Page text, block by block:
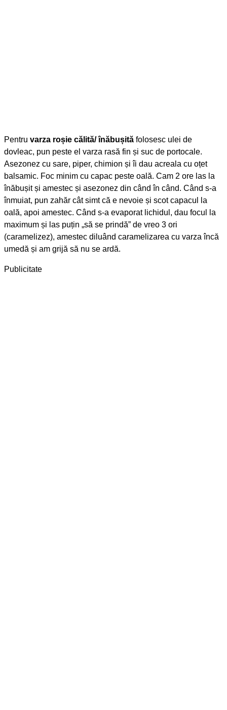
Pentru varza roșie călită/ înăbușită folosesc ulei de
dovleac, pun peste el varza rasă fin și suc de portocale.
Asezonez cu sare, piper, chimion și îi dau acreala cu oțet
balsamic. Foc minim cu capac peste oală. Cam 2 ore las la
înăbușit și amestec și asezonez din când în când. Când s-a
înmuiat, pun zahăr cât simt că e nevoie și scot capacul la
oală, apoi amestec. Când s-a evaporat lichidul, dau focul la
maximum și las puțin „să se prindă” de vreo 3 ori
(caramelizez), amestec diluând caramelizarea cu varza încă
umedă și am grijă să nu se ardă.
Publicitate